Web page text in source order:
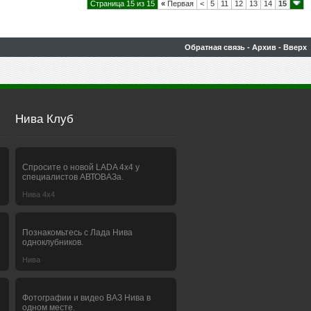
Страница 15 из 15 « Первая < 5 11 12 13 14 15
Обратная связь - Архив - Вверх
Нива Клуб
Спросите о новой LADA 4x4 у
специалистов АВТОВАЗа.
Нива 4х4
Познакомьтесь с Лада Нива
одноклубников.
Нива
Фотографии и видео ВАЗ Нива в
одном месте.